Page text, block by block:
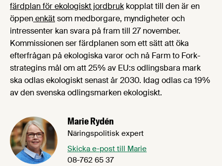
färdplan för ekologiskt jordbruk kopplat till den är en
öppenenkätsom medborgare, myndigheter och
intressenter kan svara på fram till 27 november.
Kommissionen ser färdplanen som ett sätt att öka
efterfrågan på ekologiska varor och nå Farm to Fork-
strategins mål om att 25% av EU:s odlingsbara mark
ska odlas ekologiskt senast år 2030. Idag odlas ca 19%
av den svenska odlingsmarken ekologiskt.
Marie Rydén
Näringspolitisk expert
Skicka e-post till Marie
08-762 65 37